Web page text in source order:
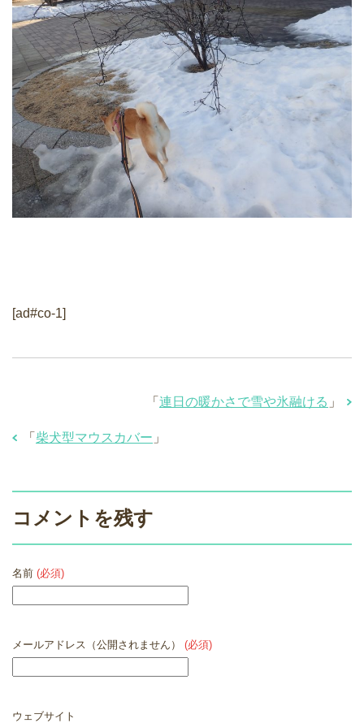
[ad#co-1]
「 連日の暖かさで雪や氷融ける 」
「 柴犬型マウスカバー 」
コメントを残す
名前 (必須)
メールアドレス（公開されません） (必須)
ウェブサイト